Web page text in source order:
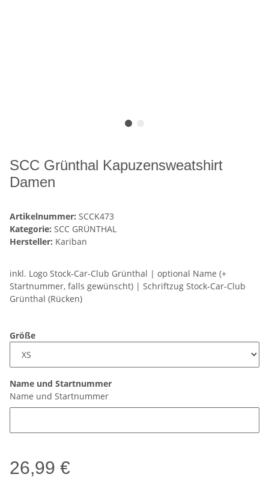
SCC Grünthal Kapuzensweatshirt
Damen
Artikelnummer: SCCK473
Kategorie: SCC GRÜNTHAL
Hersteller: Kariban
inkl. Logo Stock-Car-Club Grünthal | optional Name (+
Startnummer, falls gewünscht) | Schriftzug Stock-Car-Club
Grünthal (Rücken)
Größe
Name und Startnummer
Name und Startnummer
26,99 €